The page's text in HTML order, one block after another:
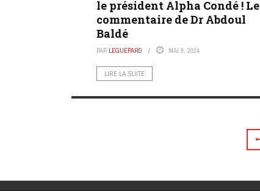
le président Alpha Condé ! Le
commentaire de Dr Abdoul
Baldé
PAR LEGUEPARD MAI 9, 2024
LIRE LA SUITE